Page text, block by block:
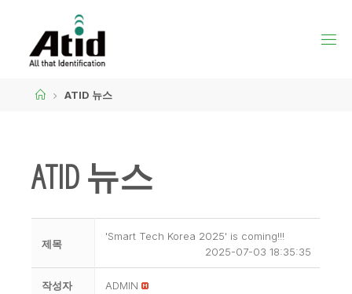
ATID 뉴스
ATID 뉴스
제목
'Smart Tech Korea 2025' is coming!!!
2025-07-03 18:35:35
작성자 ADMIN